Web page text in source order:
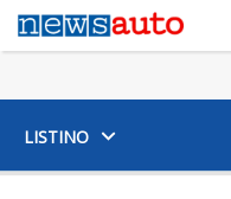
LISTINO